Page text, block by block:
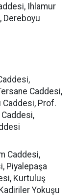
Ihlamur
Dereboyu
Caddesi,
Caddesi, Prof.
Caddesi,
Piyalepaşa
Kurtuluş
Yokuşu